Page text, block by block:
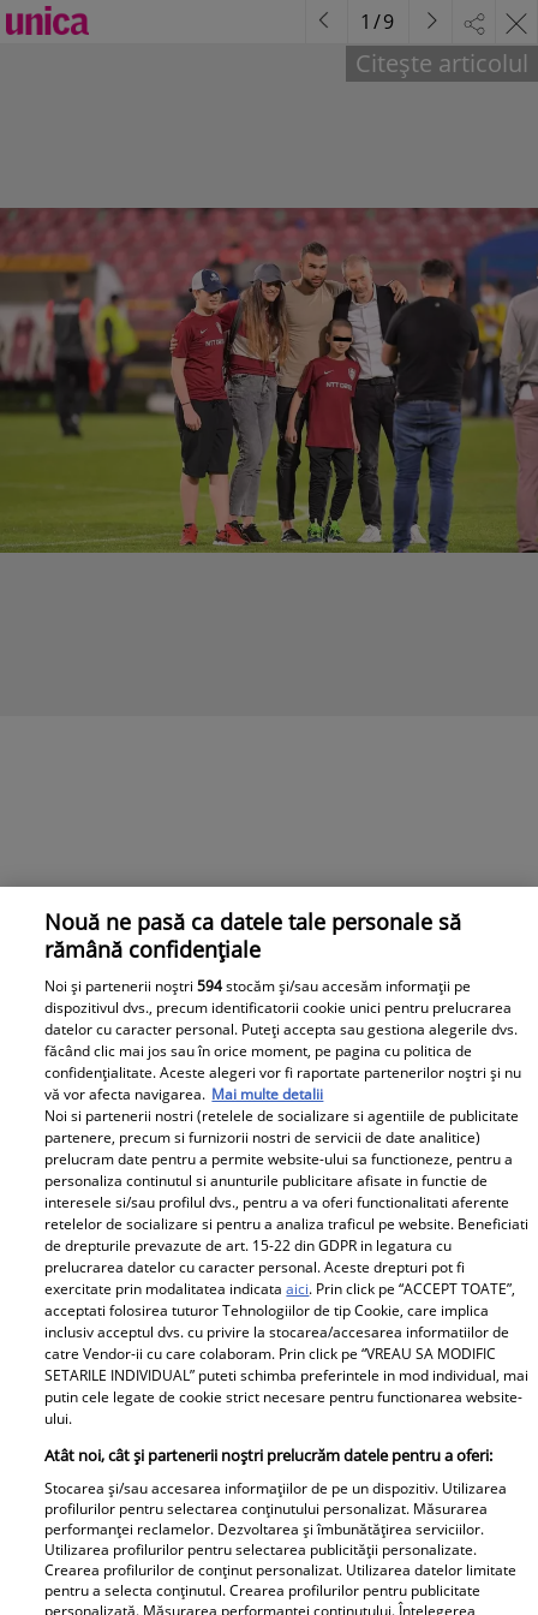
Cine este soția lui Edi Iordănescu. Cum arată și ce
studii are Arabella. Cuplul s-a căsătorit în secret și are
trei copii / Galerie foto
Edi Iordănescu, soția lui, Arabella Iordănescu Kapitany
și doi dintre băieții lor
Citește articolul
1 /9
Parteneri
Wooow, ce schimbare!!
Cum arată Sorin
Gonțea la 2 ani de când
a câștigat Power
Divorțul care zguduie
showbizul! E oficial! Și-
au spus adio în cel mai
mare secret, după
Nouă ne pasă ca datele tale personale să
rămână confidențiale
Noi și partenerii noștri594stocăm și/sau accesăm informații pe
dispozitivul dvs., precum identificatorii cookie unici pentru prelucrarea
datelor cu caracter personal. Puteți accepta sau gestiona alegerile dvs.
făcând clic mai jos sau în orice moment, pe pagina cu politica de
confidențialitate. Aceste alegeri vor fi raportate partenerilor noștri și nu
vă vor afecta navigarea. Mai multe detalii
Noi si partenerii nostri (retelele de socializare si agentiile de publicitate
partenere, precum si furnizorii nostri de servicii de date analitice)
prelucram date pentru a permite website-ului sa functioneze, pentru a
personaliza continutul si anunturile publicitare afisate in functie de
interesele si/sau profilul dvs., pentru a va oferi functionalitati aferente
retelelor de socializare si pentru a analiza traficul pe website. Beneficiati
de drepturile prevazute de art. 15-22 din GDPR in legatura cu
prelucrarea datelor cu caracter personal. Aceste drepturi pot fi
exercitate prin modalitatea indicataaici. Prin click pe “ACCEPT TOATE”,
acceptati folosirea tuturor Tehnologiilor de tip Cookie, care implica
inclusiv acceptul dvs. cu privire la stocarea/accesarea informatiilor de
catre Vendor-ii cu care colaboram. Prin click pe “VREAU SA MODIFIC
SETARILE INDIVIDUAL” puteti schimba preferintele in mod individual, mai
putin cele legate de cookie strict necesare pentru functionarea website-
ului.
Atât noi, cât și partenerii noștri prelucrăm datele pentru a oferi:
Stocarea și/sau accesarea informațiilor de pe un dispozitiv. Utilizarea
profilurilor pentru selectarea conținutului personalizat. Măsurarea
performanței reclamelor. Dezvoltarea și îmbunătățirea serviciilor.
Utilizarea profilurilor pentru selectarea publicității personalizate.
Crearea profilurilor de conținut personalizat. Utilizarea datelor limitate
pentru a selecta conținutul. Crearea profilurilor pentru publicitate